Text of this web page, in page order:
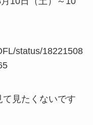
status/18221508
見たくないです